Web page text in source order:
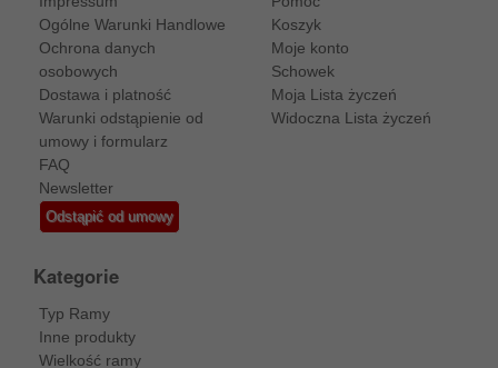
Ogólne Warunki Handlowe
Ochrona danych
osobowych
Dostawa i platność
Warunki odstąpienie od
umowy i formularz
FAQ
Newsletter
Odstąpić od umowy
Koszyk
Moje konto
Schowek
Moja Lista życzeń
Widoczna Lista życzeń
Kategorie
Typ Ramy
Inne produkty
Wielkość ramy